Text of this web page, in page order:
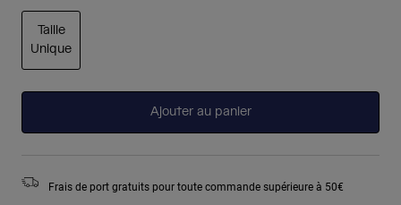
Taille
Unique
Ajouter au panier
Frais de port gratuits pour toute commande supérieure à 50€